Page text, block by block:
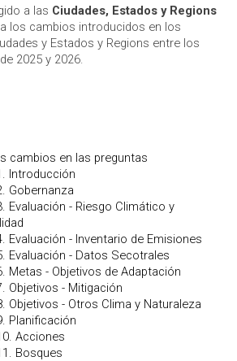
a las Ciudades, Estados y Regions
los cambios introducidos en los
y Estados y Regions entre los
2025 y 2026.
cambios en las preguntas
Introducción
Gobernanza
Evaluación - Riesgo Climático y
Evaluación - Inventario de Emisiones
Evaluación - Datos Secotrales
Metas - Objetivos de Adaptación
Objetivos - Mitigación
Objetivos - Otros Clima y Naturaleza
Planificación
Acciones
Bosques